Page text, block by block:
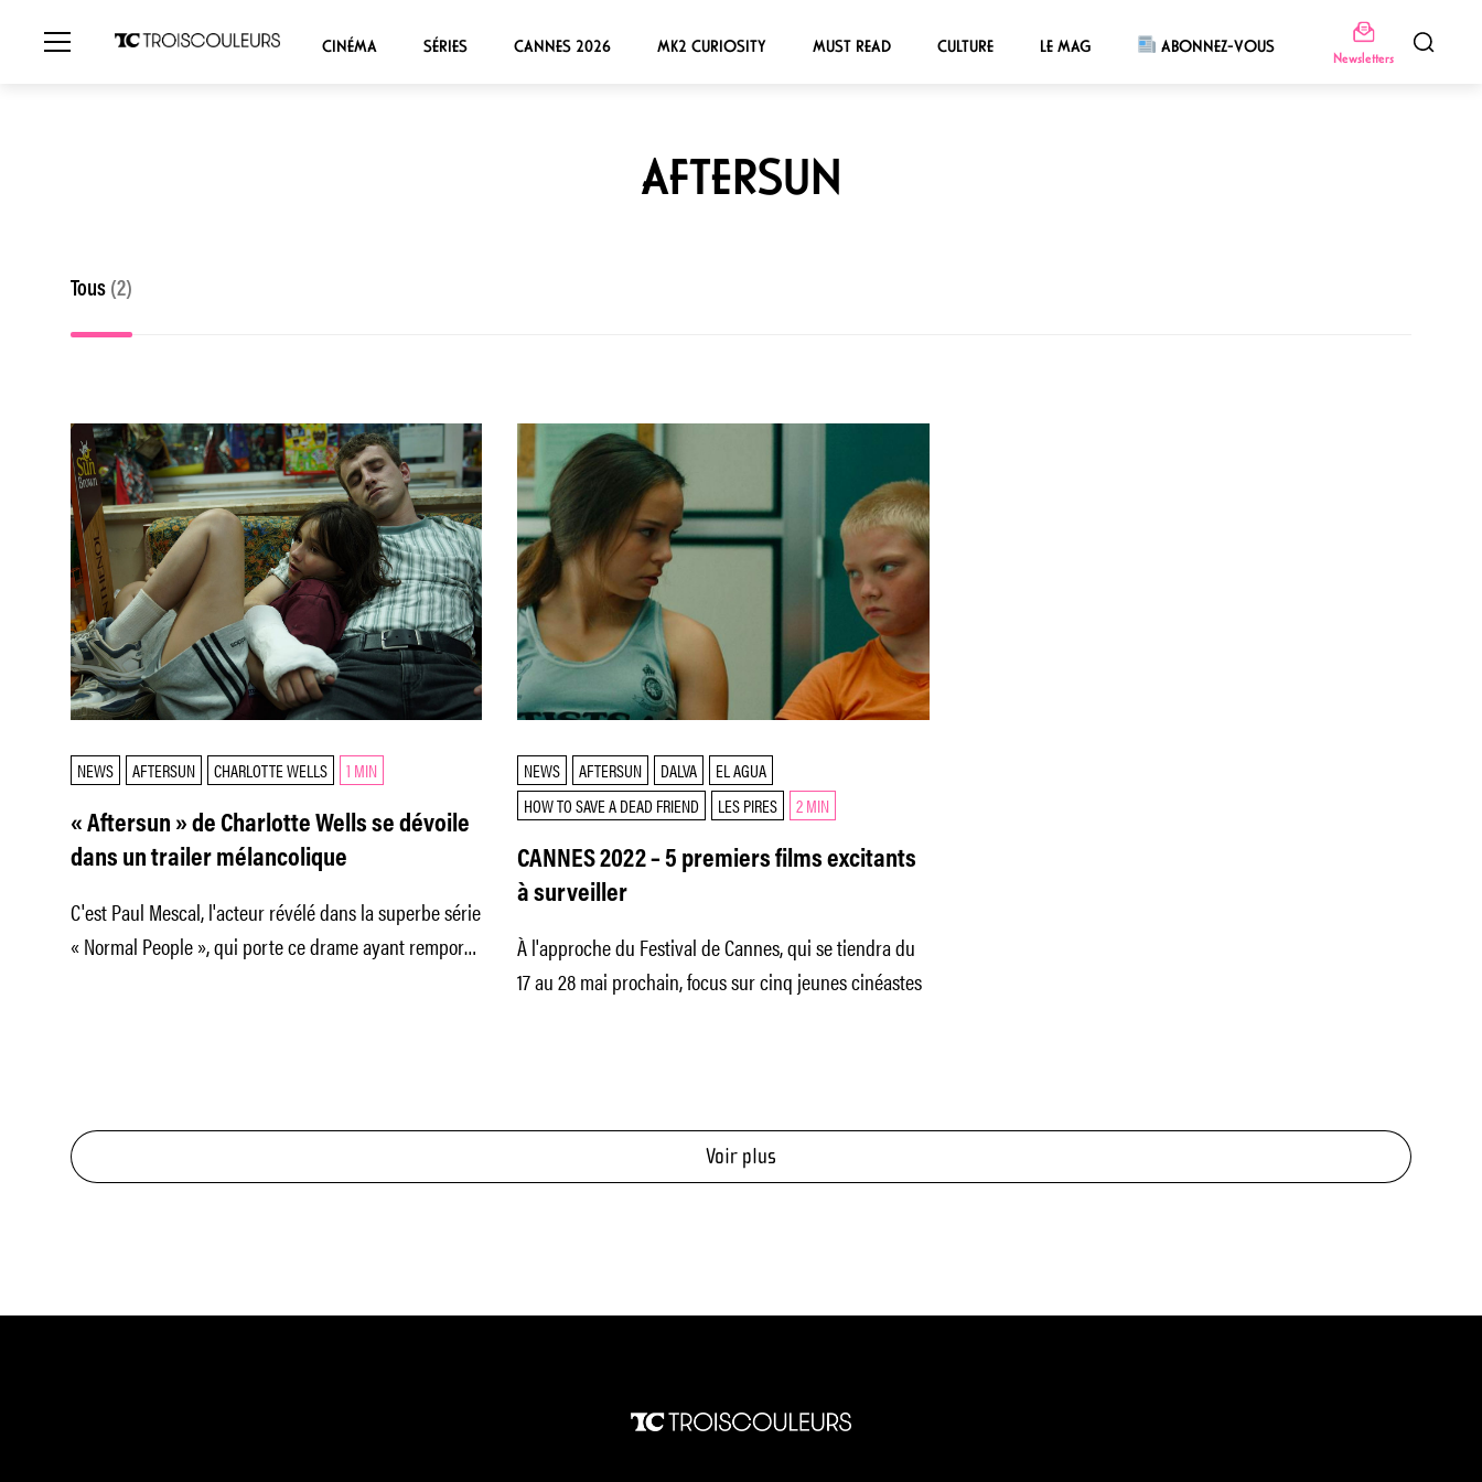
CINÉMA SÉRIES CANNES 2026 MK2 CURIOSITY MUST READ CULTURE LE MAG ABONNEZ-VOUS
Newsletters
AFTERSUN
Tous (2)
NEWS AFTERSUN CHARLOTTE WELLS 1 MIN
« Aftersun » de Charlotte Wells se dévoile
dans un trailer mélancolique
C'est Paul Mescal, l'acteur révélé dans la superbe série
« Normal People », qui porte ce drame ayant remporté
NEWS AFTERSUN DALVA
EL AGUA
HOW TO SAVE A DEAD FRIEND
LES PIRES 2 MIN
CANNES 2022 – 5 premiers films excitants
à surveiller
À l'approche du Festival de Cannes, qui se tiendra du
17 au 28 mai prochain, focus sur cinq jeunes cinéastes
Voir plus